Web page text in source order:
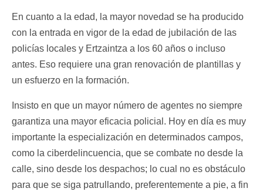
En cuanto a la edad, la mayor novedad se ha producido
con la entrada en vigor de la edad de jubilación de las
policías locales y Ertzaintza a los 60 años o incluso
antes. Eso requiere una gran renovación de plantillas y
un esfuerzo en la formación.
Insisto en que un mayor número de agentes no siempre
garantiza una mayor eficacia policial. Hoy en día es muy
importante la especialización en determinados campos,
como la ciberdelincuencia, que se combate no desde la
calle, sino desde los despachos; lo cual no es obstáculo
para que se siga patrullando, preferentemente a pie, a fin